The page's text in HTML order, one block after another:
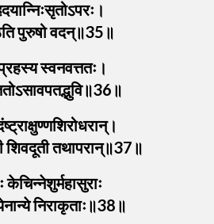
पुरुषो वदन्॥35॥
स्वनवत्ततः।
शिवदूती तथापरान्॥37॥
केचिन्नेशुर्महासुराः
निराकृताः॥38॥